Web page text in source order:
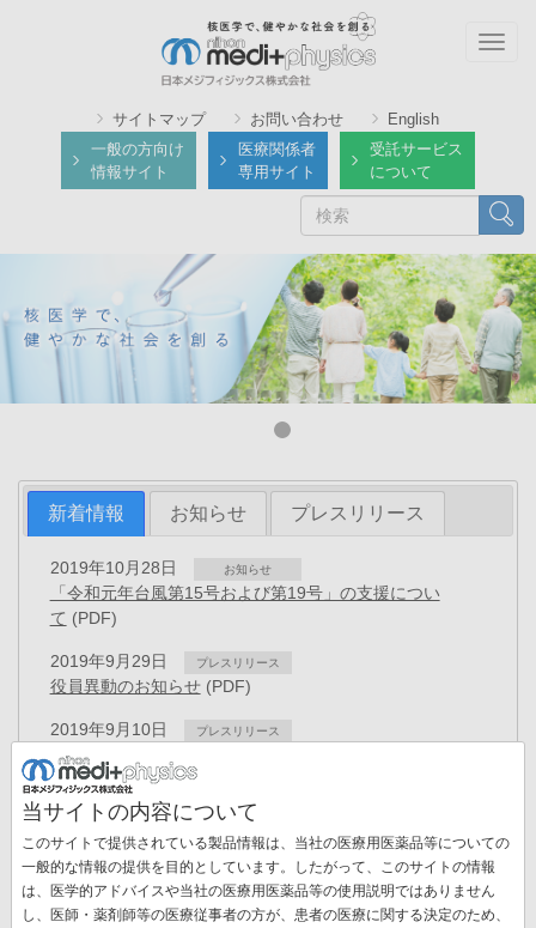
サイトマップ お問い合わせ
English
一般の方向け
情報サイト
医療関係者
専用サイト
受託サービス
について
検索
新着情報 お知らせ プレスリリース
2019年10月28日 お知らせ
「令和元年台風第15号および第19号」の支援につい
て (PDF)
2019年9月29日 プレスリリース
役員異動のお知らせ(PDF)
2019年9月10日 プレスリリース
「セラノスティクス」の創薬拠点が完成
2019年8月20日
核医学画像解析ソフトウェアのご提供方針について -
medi+FALCON認証取得ー(PDF)
2019年8月19日 プレスリリース
組織改正および人事異動のお知らせ(PDF)
当サイトの内容について
このサイトで提供されている製品情報は、当社の医療用医薬品等についての
一般的な情報の提供を目的としています。したがって、このサイトの情報
は、医学的アドバイスや当社の医療用医薬品等の使用説明ではありません
し、医師・薬剤師等の医療従事者の方が、患者の医療に関する決定のため、